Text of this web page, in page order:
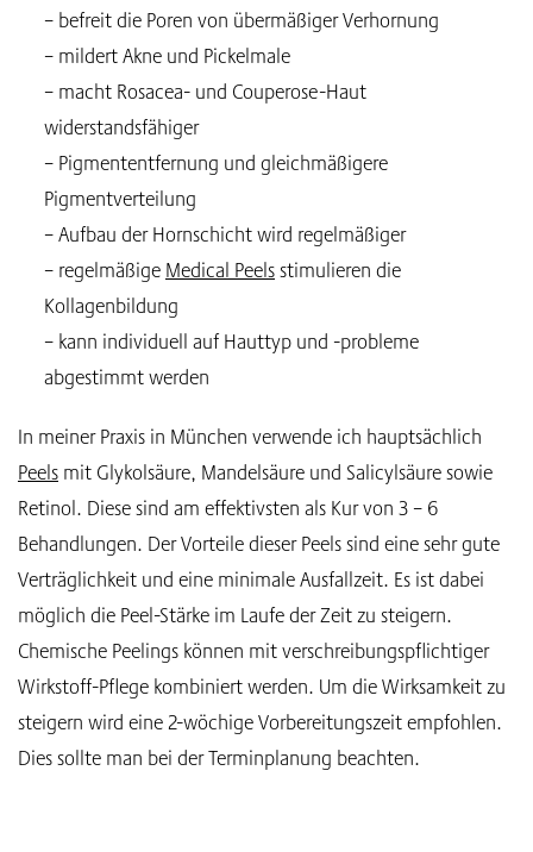
– befreit die Poren von übermäßiger Verhornung
– mildert Akne und Pickelmale
– macht Rosacea- und Couperose-Haut
widerstandsfähiger
– Pigmententfernung und gleichmäßigere
Pigmentverteilung
– Aufbau der Hornschicht wird regelmäßiger
– regelmäßigeMedical Peelsstimulieren die
Kollagenbildung
– kann individuell auf Hauttyp und -probleme
abgestimmt werden
In meiner Praxis in München verwende ich hauptsächlich
Peelsmit Glykolsäure, Mandelsäure und Salicylsäure sowie
Retinol. Diese sind am effektivsten als Kur von 3 – 6
Behandlungen. Der Vorteile dieser Peels sind eine sehr gute
Verträglichkeit und eine minimale Ausfallzeit. Es ist dabei
möglich die Peel-Stärke im Laufe der Zeit zu steigern.
Chemische Peelings können mit verschreibungspflichtiger
Wirkstoff-Pflege kombiniert werden. Um die Wirksamkeit zu
steigern wird eine 2-wöchige Vorbereitungszeit empfohlen.
Dies sollte man bei der Terminplanung beachten.